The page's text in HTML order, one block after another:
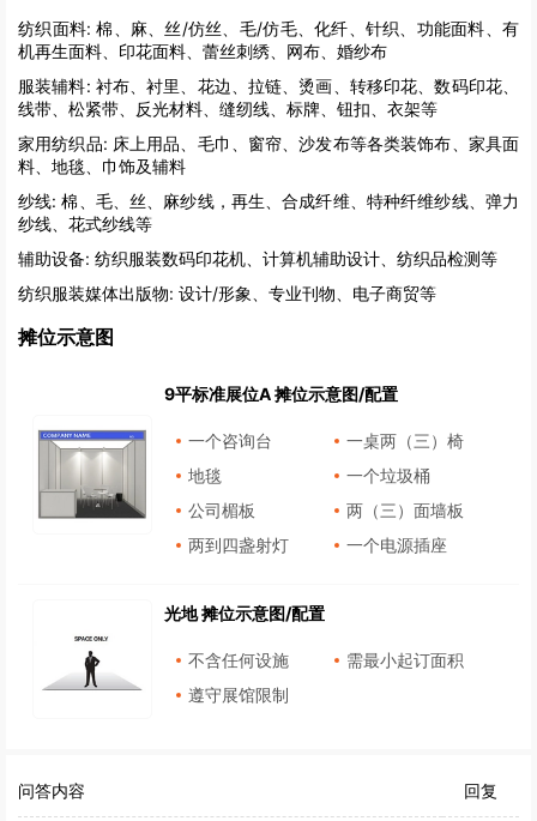
纺织面料: 棉、麻、丝/仿丝、毛/仿毛、化纤、针织、功能面料、有
机再生面料、印花面料、蕾丝刺绣、网布、婚纱布
服装辅料: 衬布、衬里、花边、拉链、烫画、转移印花、数码印花、
线带、松紧带、反光材料、缝纫线、标牌、钮扣、衣架等
家用纺织品: 床上用品、毛巾、窗帘、沙发布等各类装饰布、家具面
料、地毯、巾饰及辅料
纱线: 棉、毛、丝、麻纱线，再生、合成纤维、特种纤维纱线、弹力
纱线、花式纱线等
辅助设备: 纺织服装数码印花机、计算机辅助设计、纺织品检测等
纺织服装媒体出版物: 设计/形象、专业刊物、电子商贸等
摊位示意图
9平标准展位A 摊位示意图/配置
一个咨询台
一桌两（三）椅
地毯
一个垃圾桶
公司楣板
两（三）面墙板
两到四盏射灯
一个电源插座
光地 摊位示意图/配置
不含任何设施
需最小起订面积
遵守展馆限制
问答内容 回复